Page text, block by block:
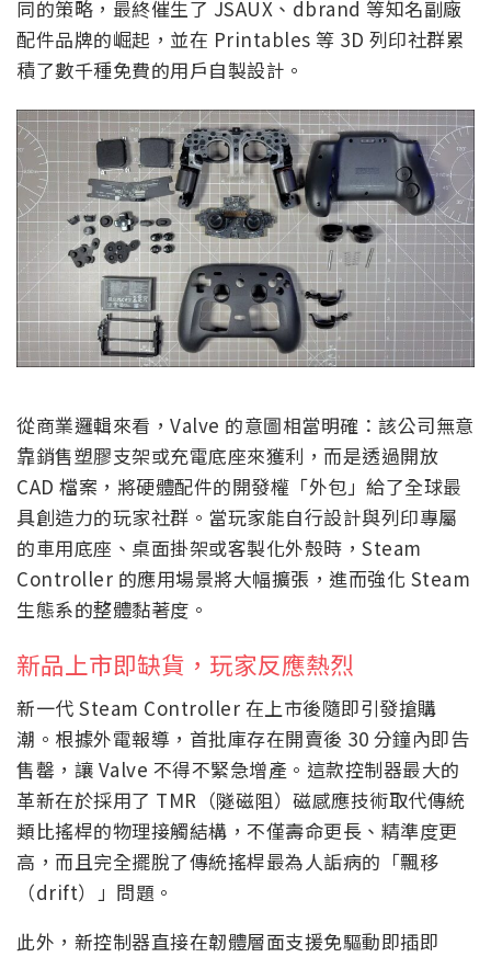
同的策略，最終催生了 JSAUX、dbrand 等知名副廠
配件品牌的崛起，並在 Printables 等 3D 列印社群累
積了數千種免費的用戶自製設計。
從商業邏輯來看，Valve 的意圖相當明確：該公司無意
靠銷售塑膠支架或充電底座來獲利，而是透過開放
CAD 檔案，將硬體配件的開發權「外包」給了全球最
具創造力的玩家社群。當玩家能自行設計與列印專屬
的車用底座、桌面掛架或客製化外殼時，Steam
Controller 的應用場景將大幅擴張，進而強化 Steam
生態系的整體黏著度。
新品上市即缺貨，玩家反應熱烈
新一代 Steam Controller 在上市後隨即引發搶購
潮。根據外電報導，首批庫存在開賣後 30 分鐘內即告
售罄，讓 Valve 不得不緊急增產。這款控制器最大的
革新在於採用了 TMR（隧磁阻）磁感應技術取代傳統
類比搖桿的物理接觸結構，不僅壽命更長、精準度更
高，而且完全擺脫了傳統搖桿最為人詬病的「飄移
（drift）」問題。
此外，新控制器直接在韌體層面支援免驅動即插即